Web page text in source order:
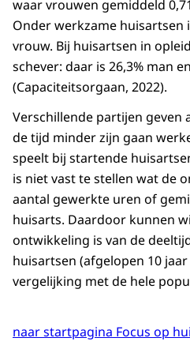
Beuningen
Bladel
Blaricum
Bodegraven-
Boekel
Borger-
Borne
Borsele
Boxtel
Breda
Brummen
Bunnik
waar vrouwen gemiddeld
Onder werkzame huisartsen
vrouw. Bij huisartsen in
schever: daar is 26,3% man
(Capaciteitsorgaan, 2022).
Verschillende partijen geven
de tijd minder zijn gaan
speelt bij startende
is niet vast te stellen wat de
aantal gewerkte uren of
huisarts. Daardoor kunnen
ontwikkeling is van de
huisartsen (afgelopen 10
vergelijking met de hele
naar startpagina Focus op